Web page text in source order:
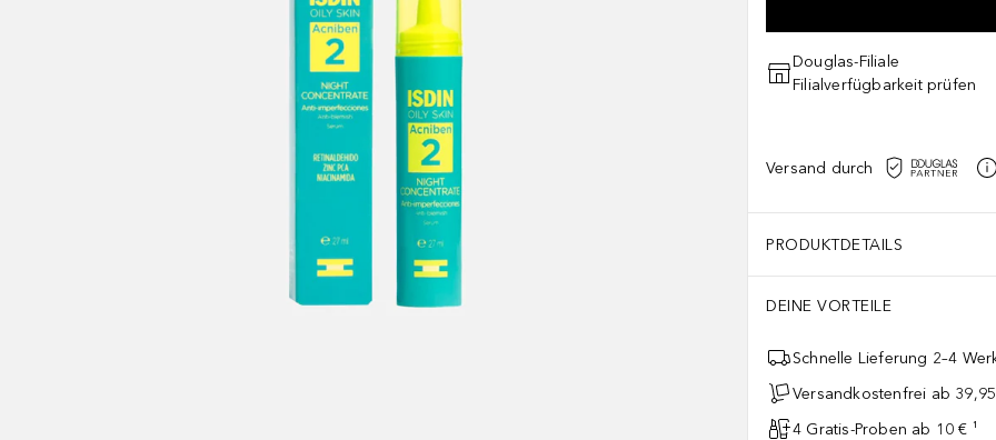
Douglas-Filiale
Filialverfügbarkeit prüfen
Versand durch
PRODUKTDETAILS
DEINE VORTEILE
Schnelle Lieferung 2–4
Versandkostenfrei ab
4 Gratis-Proben ab 10 € ¹